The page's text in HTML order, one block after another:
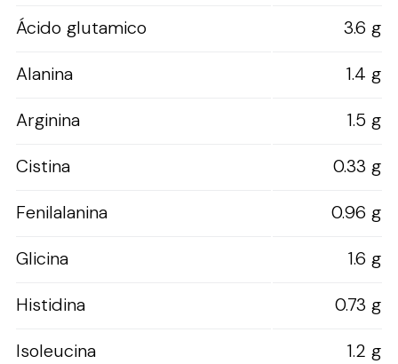
Ácido glutamico
3.6 g
Alanina
1.4 g
Arginina
1.5 g
Cistina
0.33 g
Fenilalanina
0.96 g
Glicina
1.6 g
Histidina
0.73 g
Isoleucina
1.2 g